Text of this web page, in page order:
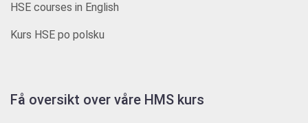
HSE courses in English
Kurs HSE po polsku
Få oversikt over våre HMS kurs